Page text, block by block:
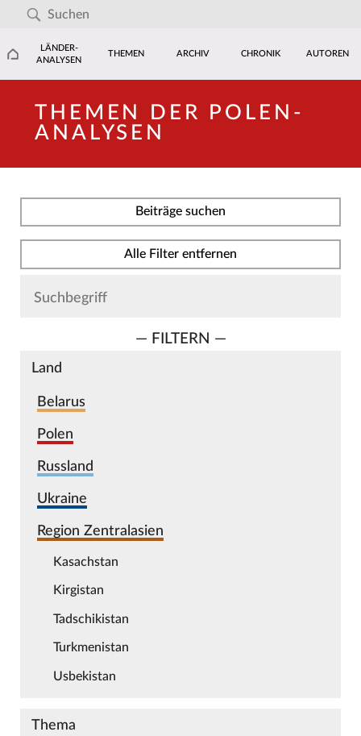
LÄNDER-
ANALYSEN
THEMEN ARCHIV CHRONIK AUTOREN
THEMEN DER POLEN-
ANALYSEN
Beiträge suchen
Alle Filter entfernen
— FILTERN —
Land
Belarus
Polen
Russland
Ukraine
Region Zentralasien
Kasachstan
Kirgistan
Tadschikistan
Turkmenistan
Usbekistan
Thema